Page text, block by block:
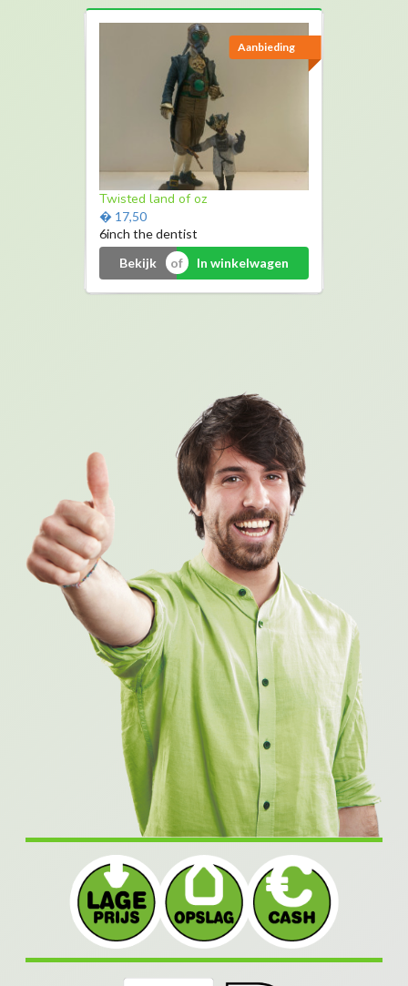
Aanbieding
Makita
� 124,99
Klopboor machine
Bekijk
In winkelwagen
Aanbieding
Twisted land of oz
� 17,50
6inch the dentist
Bekijk
In winkelwagen